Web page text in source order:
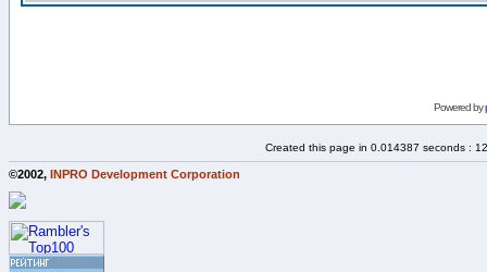
Powered by
Created this page in 0.014387 seconds :
©2002, INPRO Development Corporation